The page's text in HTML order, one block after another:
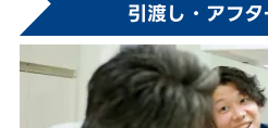
引渡し・アフ